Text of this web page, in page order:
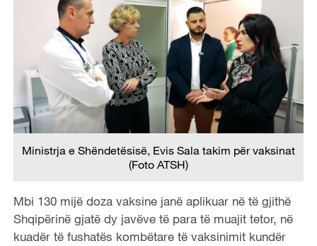
Ministrja e Shëndetësisë, Evis Sala takim për vaksinat
(Foto ATSH)
Mbi 130 mijë doza vaksine janë aplikuar në të gjithë
Shqipërinë gjatë dy javëve të para të muajit tetor, në
kuadër të fushatës kombëtare të vaksinimit kundër